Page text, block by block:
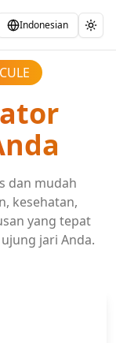
Indonesian
dan mudah
kesehatan,
yang tepat
jari Anda.